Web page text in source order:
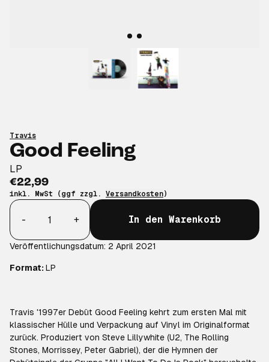
Travis
Good Feeling
LP
€22,99
inkl. MwSt (ggf zzgl. Versandkosten)
Anzahl
-
+ In den Warenkorb
Veröffentlichungsdatum: 2 April 2021
Format:LP
Travis '1997er Debüt Good Feeling kehrt zum ersten Mal mit
klassischer Hülle und Verpackung auf Vinyl im Originalformat
zurück. Produziert von Steve Lillywhite (U2, The Rolling
Stones, Morrissey, Peter Gabriel), der die Hymnen der